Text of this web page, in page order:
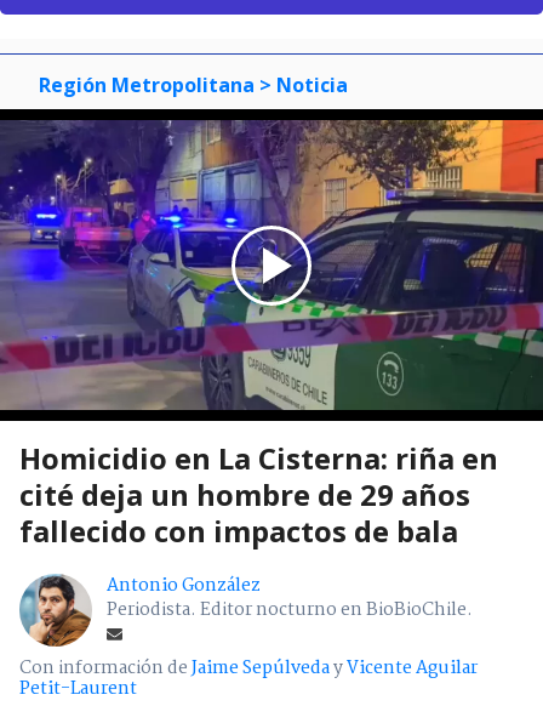
Región Metropolitana > Noticia
Homicidio en La Cisterna: riña en
cité deja un hombre de 29 años
fallecido con impactos de bala
Antonio González
Periodista. Editor nocturno en BioBioChile.
Con información deJaime SepúlvedayVicente Aguilar
Petit-Laurent